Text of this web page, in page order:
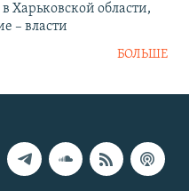
Харьковской области,
– власти
БОЛЬШЕ